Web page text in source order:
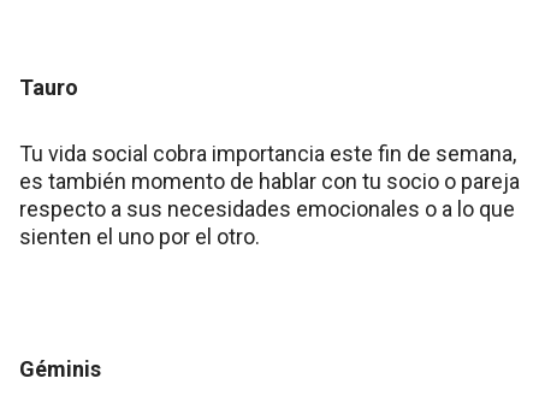
Tauro
Tu vida social cobra importancia este fin de semana,
es también momento de hablar con tu socio o pareja
respecto a sus necesidades emocionales o a lo que
sienten el uno por el otro.
Géminis